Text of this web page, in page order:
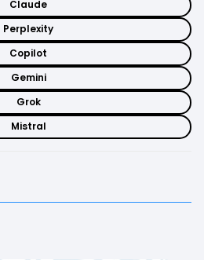
Claude
Perplexity
Copilot
Gemini
Grok
Mistral